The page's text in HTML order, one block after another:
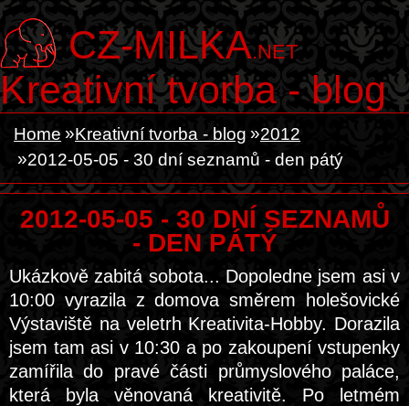
CZ-MILKA.NET
Kreativní tvorba - blog
Home Kreativní tvorba - blog
2012
2012-05-05 - 30 dní seznamů - den pátý
2012-05-05 - 30 DNÍ SEZNAMŮ
- DEN PÁTÝ
Ukázkově zabitá sobota... Dopoledne jsem asi v
10:00 vyrazila z domova směrem holešovické
Výstaviště na veletrh Kreativita-Hobby. Dorazila
jsem tam asi v 10:30 a po zakoupení vstupenky
zamířila do pravé části průmyslového paláce,
která byla věnovaná kreativitě. Po letmém